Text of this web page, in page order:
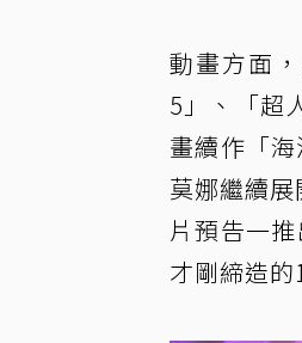
動畫方面
5」、「超
畫續作「海
莫娜繼續
片預告一
才剛締造